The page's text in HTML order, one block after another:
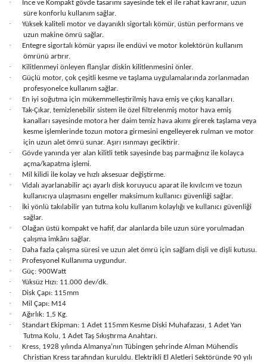
·
İnce ve Kompakt gövde tasarımı sayesinde tek el ile rahat kavranır, uzun
süre konforlu kullanım sağlar.
·
Yüksek kaliteli motor ve dayanıklı sigortalı kömür, üstün performans ve
uzun makine ömrü sağlar.
·
Entegre sigortalı kömür yapısı ile endüvi ve motor kolektörün kullanım
ömrünü artırır.
· Kilitlenmeyi önleyen flanşlar diskin kilitlenmesini önler.
·
Güçlü motor, çok çeşitli kesme ve taşlama uygulamalarında zorlanmadan
profesyonelce kullanım sağlar.
· En iyi soğutma için mükemmelleştirilmiş hava emiş ve çıkış kanalları.
·
Tak-Çıkar, temizlenebilir sistem ile özel filtrelenmiş motor hava emiş
kanalları sayesinde motora her daim temiz hava akımı girerek taşlama veya
kesme işlemlerinde tozun motora girmesini engelleyerek rulman ve motor
için uzun alet ömrü sunar. Aşırı ısınmayı geciktirir.
·
Gövde yanında yer alan kilitli tetik sayesinde baş parmağınız ile kolayca
açma/kapatma işlemi.
· Mil kilidi ile kolay ve hızlı aksesuar değiştirme.
·
Vidalı ayarlanabilir açı ayarlı disk koruyucu aparat ile kıvılcım ve tozun
kullanıcıya ulaşmasını engeller maksimum kullanıcı güvenliği sağlar.
·
İki yönlü takılabilir yan tutma kolu kullanım kolaylığı ve kullanıcı güvenliği
sağlar.
·
Olağan üstü kompakt ve hafif, dar alanlarda bile uzun süre yorulmadan
çalışma imkânı sağlar.
· Daha fazla çalışma süresi ve uzun alet ömrü için sağlam dişli ve dişli kutusu.
· Profesyonel Kullanıma uygundur.
· Güç: 900Watt
· Yüksüz Hızı: 11.000 dev/dk.
· Disk Çapı: 115mm
· Mil Çapı: M14
· Ağırlık: 1,5 Kg.
·
Standart Ekipman: 1 Adet 115mm Kesme Diski Muhafazası, 1 Adet Yan
Tutma Kolu, 1 Adet Taş Sıkıştırma Anahtarı.
·
Kress, 1928 yılında Almanya’nın Tübingen şehrinde Alman Mühendis
Christian Kress tarafından kuruldu. Elektrikli El Aletleri Sektöründe 90 yılı